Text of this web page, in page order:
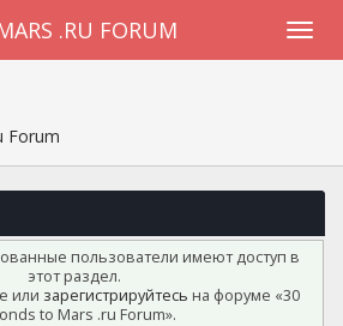
.RU FORUM
Forum
пользователи имеют доступ в
этот раздел.
или зарегистрируйтесь на форуме «30
to Mars .ru Forum».